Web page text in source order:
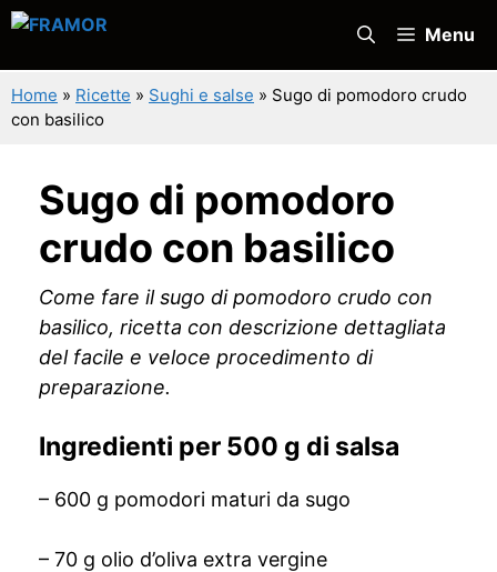
Vai
contenuto
Menu
Home » Ricette » Sughi e salse » Sugo di pomodoro crudo
con basilico
Sugo di pomodoro
crudo con basilico
Come fare il sugo di pomodoro crudo con
basilico, ricetta con descrizione dettagliata
del facile e veloce procedimento di
preparazione.
Ingredienti per 500 g di salsa
– 600 g pomodori maturi da sugo
– 70 g olio d’oliva extra vergine